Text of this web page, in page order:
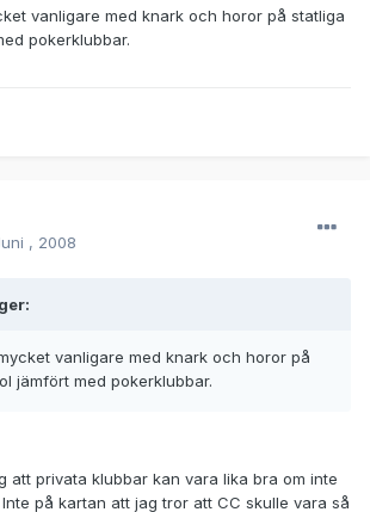
vanligare med knark och horor på statliga
pokerklubbar.
, 2008
vanligare med knark och horor på
jämfört med pokerklubbar.
att privata klubbar kan vara lika bra om inte
på kartan att jag tror att CC skulle vara så